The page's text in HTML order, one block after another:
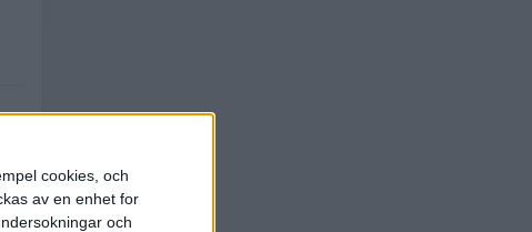
cookies, och
av en enhet for
och